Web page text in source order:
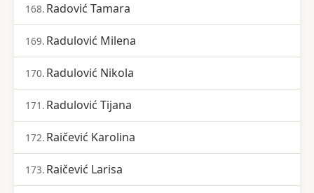
168. Radović Tamara
169. Radulović Milena
170. Radulović Nikola
171. Radulović Tijana
172. Raičević Karolina
173. Raičević Larisa